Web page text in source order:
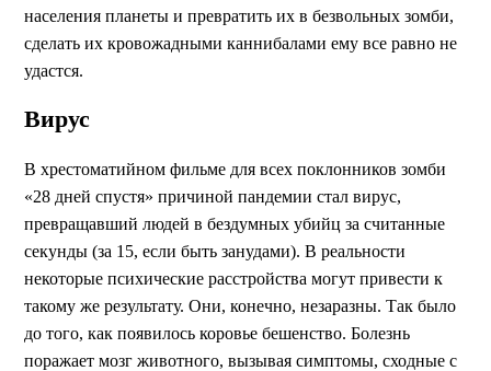
населения планеты и превратить их в безвольных зомби,
сделать их кровожадными каннибалами ему все равно не
удастся.
Вирус
В хрестоматийном фильме для всех поклонников зомби
«28 дней спустя» причиной пандемии стал вирус,
превращавший людей в бездумных убийц за считанные
секунды (за 15, если быть занудами). В реальности
некоторые психические расстройства могут привести к
такому же результату. Они, конечно, незаразны. Так было
до того, как появилось коровье бешенство. Болезнь
поражает мозг животного, вызывая симптомы, сходные с